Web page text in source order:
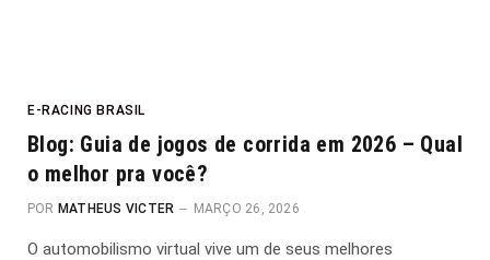
E-RACING BRASIL
Blog: Guia de jogos de corrida em 2026 – Qual
o melhor pra você?
POR MATHEUS VICTER MARÇO 26, 2026
O automobilismo virtual vive um de seus melhores